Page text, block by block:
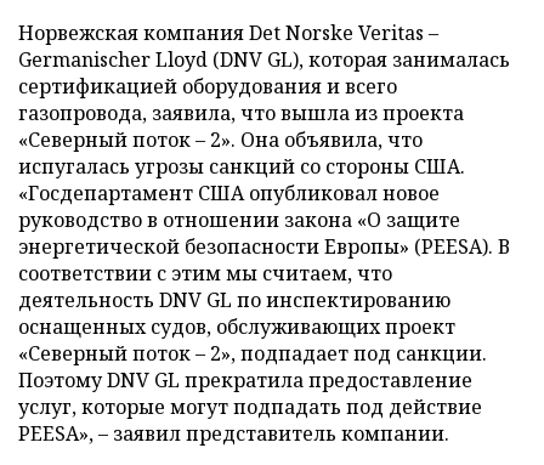
Норвежская компания Det Norske Veritas –
Germanischer Lloyd (DNV GL), которая занималась
сертификацией оборудования и всего
газопровода, заявила, что вышла из проекта
«Северный поток – 2». Она объявила, что
испугалась угрозы санкций со стороны США.
«Госдепартамент США опубликовал новое
руководство в отношении закона «О защите
энергетической безопасности Европы» (PEESA). В
соответствии с этим мы считаем, что
деятельность DNV GL по инспектированию
оснащенных судов, обслуживающих проект
«Северный поток – 2», подпадает под санкции.
Поэтому DNV GL прекратила предоставление
услуг, которые могут подпадать под действие
PEESA», – заявил представитель компании.